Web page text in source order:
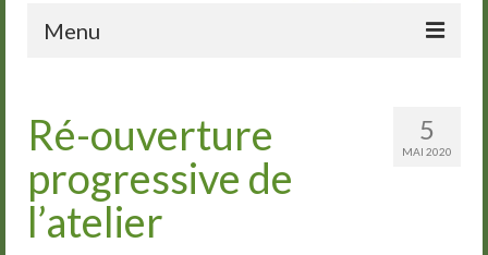
Menu
Présentation
Galerie
Cours de poterie
5
MAI 2020
Ré-ouverture
progressive de
l’atelier